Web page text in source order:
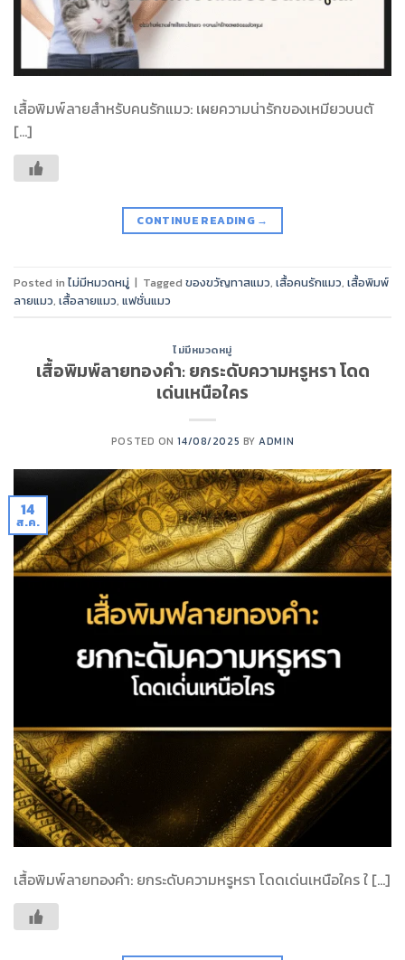
เสื้อพิมพ์ลายสำหรับคนรักแมว: เผยความน่ารักของเหมียวบนตั
[…]
CONTINUE READING →
Posted in ไม่มีหมวดหมู่ | Tagged ของขวัญทาสแมว, เสื้อคนรักแมว, เสื้อพิมพ์
ลายแมว, เสื้อลายแมว, แฟชั่นแมว
ไม่มีหมวดหมู่
เสื้อพิมพ์ลายทองคำ: ยกระดับความหรูหรา โดด
เด่นเหนือใคร
POSTED ON14/08/2025 BYADMIN
14
ส.ค.
เสื้อพิมพ์ลายทองคำ: ยกระดับความหรูหรา โดดเด่นเหนือใคร ใ […]